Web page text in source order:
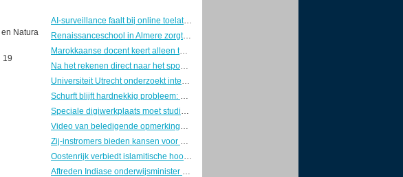
Natura
19
AI-surveillance faalt bij online toelatingsexamen: 58.000 Mexicaanse studenten moeten herkansen
Renaissanceschool in Almere zorgt voor politieke discussie over vrijheid van onderwijs
Marokkaanse docent keert alleen terug van studiereis in Europa, studenten verdwenen
Na het rekenen direct naar het spookhuis: zo ziet een schooldag op de kermis eruit
Universiteit Utrecht onderzoekt integriteit na onthullingen over banden farmacoloog met Red Bull en Sen-Jam
Schurft blijft hardnekkig probleem: GGD's zetten tijdens introductieweken in op voorlichting en nieuwe app
Speciale digiwerkplaats moet studievertraging door tekort aan IT-stages in Rijnmond voorkomen
Video van beledigende opmerkingen van Italiaanse leerlingen in Bangkok dwingt ambassade tot excuses
Zij-instromers bieden kansen voor groeiend tekort aan schoolleiders in het primair onderwijs
Oostenrijk verbiedt islamitische hoofdbedekking op scholen voor leerlingen tot 14 jaar
Aftreden Indiase onderwijsminister bezorgt Gen Z-beweging politieke overwinning